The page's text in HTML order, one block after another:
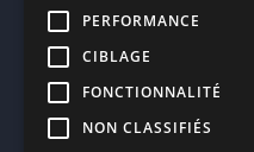
11 rue Maurice Grandcoing
94200 Ivry-sur-Seine
PERFORMANCE
CIBLAGE
FONCTIONNALITÉ
NON CLASSIFIÉS